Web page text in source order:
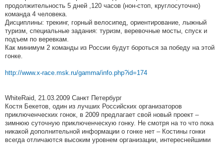
продолжительность 5 дней ,120 часов (нон-стоп, круглосуточно)
команда 4 человека.
Дисциплины: трекинг, горный велосипед, ориентирование, лыжный
туризм, специальные задания: туризм, веревочные мосты, спуск и
подъем по веревкам.
Как минимум 2 команды из России будут бороться за победу на этой
гонке.
http://www.x-race.msk.ru/gamma/info.php?id=174
WhiteRaid, 21.03.2009 Санкт Петербург
Костя Бекетов, один из лучших Российских организаторов
приключенческих гонок, в 2009 предлагает свой новый проект –
зимнюю суточную приключенческую гонку. Не смотря на то что пока
никакой дополнительной информации о гонке нет – Костины гонки
всегда отличаются высоким уровнем организации, интереснейшими